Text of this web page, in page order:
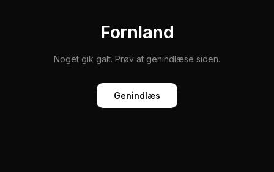
Fornland
Noget gik galt. Prøv at genindlæse siden.
Genindlæs